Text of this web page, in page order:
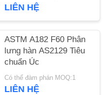
LIÊN HỆ
ASTM A182 F60 Phân
lưng hàn AS2129 Tiêu
chuẩn Úc
Có thể đàm phán MOQ:1
LIÊN HỆ